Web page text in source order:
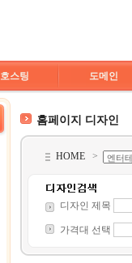
호스팅 도메인
홈페이지 디자인
HOME >
디자인 제목
가격대 선택